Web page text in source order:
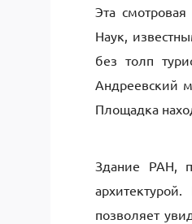
Эта
Наук,
без толп
Андреевский
Площадка
Здание РАН,
позволяет